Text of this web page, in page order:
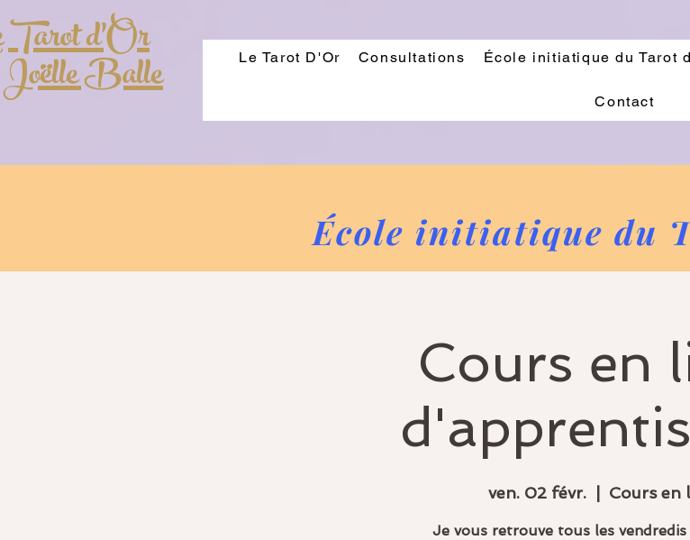
d'Or
Balle Le Tarot D'Or Consultations École initiatique du Tarot
Contact
École initiatique du
Cours en
ven. 02 févr.
  |
Cours en
Je vous retrouve tous les vendredis